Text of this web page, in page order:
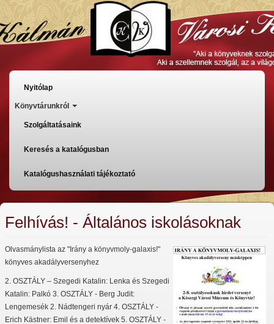
Ugrás
a
tartalomra
Főmenü
Nyitólap
Könyvtárunkról
Szolgáltatásaink
Keresés a katalógusban
Katalógushasználati tájékoztató
Felhívás! - Általános iskolásoknak
Olvasmánylista az "Irány a könyvmoly-galaxis!"
könyves akadályversenyhez
2. OSZTÁLY – Szegedi Katalin: Lenka és Szegedi
Katalin: Palkó 3. OSZTÁLY - Berg Judit:
Lengemesék 2. Nádtengeri nyár 4. OSZTÁLY -
Erich Kästner: Emil és a detektívek 5. OSZTÁLY -